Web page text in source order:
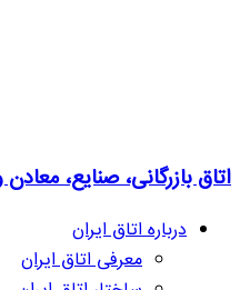
اتاق بازرگانی، صنایع،
درباره اتاق ایران
معرفی اتاق ایران